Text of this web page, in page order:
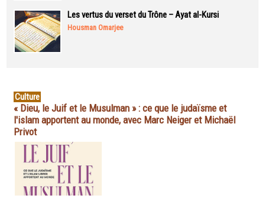
Les vertus du verset du Trône – Ayat al-Kursi
Housman Omarjee
Culture
« Dieu, le Juif et le Musulman » : ce que le judaïsme et
l'islam apportent au monde, avec Marc Neiger et Michaël
Privot